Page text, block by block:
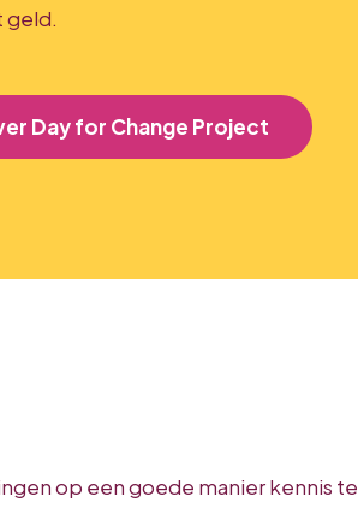
geld.
Day for Change Project
op een goede manier kennis